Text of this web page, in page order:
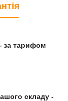
за тарифом
складу -